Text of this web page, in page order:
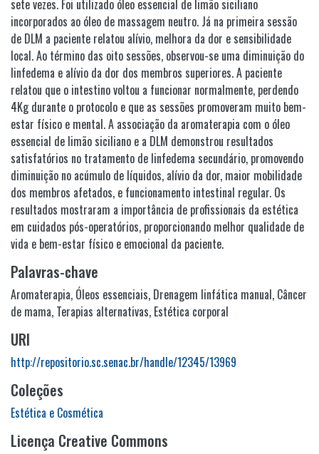
sete vezes. Foi utilizado óleo essencial de limão siciliano
incorporados ao óleo de massagem neutro. Já na primeira sessão
de DLM a paciente relatou alívio, melhora da dor e sensibilidade
local. Ao término das oito sessões, observou-se uma diminuição do
linfedema e alívio da dor dos membros superiores. A paciente
relatou que o intestino voltou a funcionar normalmente, perdendo
4Kg durante o protocolo e que as sessões promoveram muito bem-
estar físico e mental. A associação da aromaterapia com o óleo
essencial de limão siciliano e a DLM demonstrou resultados
satisfatórios no tratamento de linfedema secundário, promovendo
diminuição no acúmulo de líquidos, alívio da dor, maior mobilidade
dos membros afetados, e funcionamento intestinal regular. Os
resultados mostraram a importância de profissionais da estética
em cuidados pós-operatórios, proporcionando melhor qualidade de
vida e bem-estar físico e emocional da paciente.
Palavras-chave
Aromaterapia, Óleos essenciais, Drenagem linfática manual, Câncer
de mama, Terapias alternativas, Estética corporal
URI
http://repositorio.sc.senac.br/handle/12345/13969
Coleções
Estética e Cosmética
Licença Creative Commons